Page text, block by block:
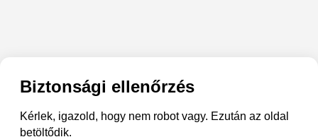
Biztonsági ellenőrzés
Kérlek, igazold, hogy nem robot vagy. Ezután az oldal
betöltődik.